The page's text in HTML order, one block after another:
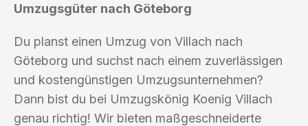
Umzugsgüter nach Göteborg
Du planst einen Umzug von Villach nach
Göteborg und suchst nach einem zuverlässigen
und kostengünstigen Umzugsunternehmen?
Dann bist du bei Umzugskönig Koenig Villach
genau richtig! Wir bieten maßgeschneiderte